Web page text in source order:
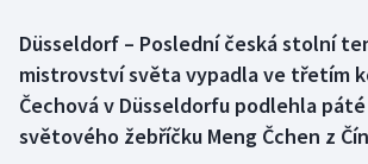
Box
Curling
Düsseldorf – Poslední česká stolní
mistrovství světa vypadla ve třetím
Čechová v Düsseldorfu podlehla
světového žebříčku Meng Čchen z